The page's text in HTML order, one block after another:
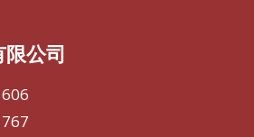
公司